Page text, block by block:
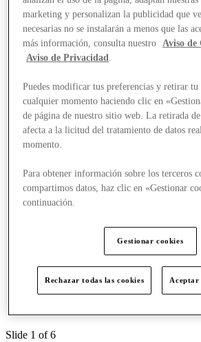
Slide 1 of 6
marketing y personalizan la publicidad que
necesarias no se instalarán a menos que las
más información, consulta nuestro
Aviso de
Aviso de Privacidad.
Puedes modificar tus preferencias y retirar tu
cualquier momento haciendo clic en
de página de nuestro sitio web. La retirada
afecta a la licitud del tratamiento de datos
momento.
Para obtener información sobre los terceros
compartimos datos, haz clic en «Gestionar
continuación.
Gestionar cookies
Rechazar todas las cookies Aceptar